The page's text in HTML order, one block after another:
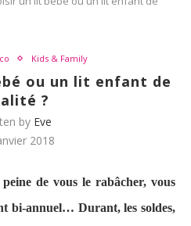
Kids & Family
ou un lit enfant de
?
by Eve
2018
de vous le rabâcher, vous
bi-annuel… Durant, les soldes,